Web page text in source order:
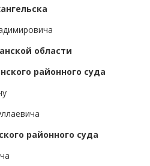
области
районного суда
районного суда